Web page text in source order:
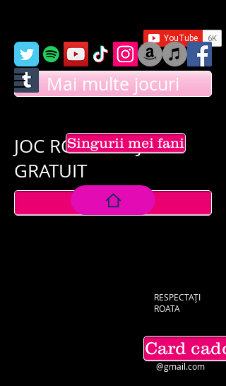
Mai multe jocuri
JOC ROATE DE JOAC
GRATUIT
OMAGIU
techdomme
@gmail.com
RESPECTAȚI
ROATA
Card
Singurii mei fani